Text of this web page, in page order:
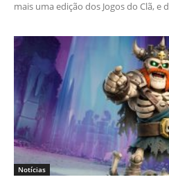
mais uma edição dos Jogos do Clã, e
Notícias